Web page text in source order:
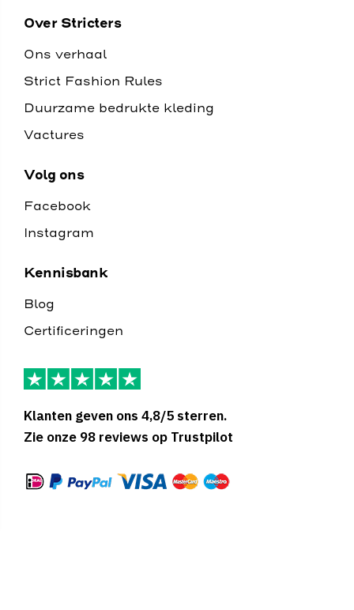
Over Stricters
Ons verhaal
Strict Fashion Rules
Duurzame bedrukte kleding
Vactures
Volg ons
Facebook
Instagram
Kennisbank
Blog
Certificeringen
Klanten geven ons 4,8/5 sterren.
Zie onze 98 reviews op Trustpilot